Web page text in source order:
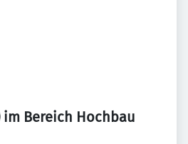
Bereich Hochbau